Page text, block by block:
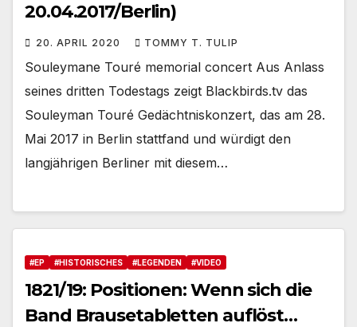
20.04.2017/Berlin)
20. APRIL 2020 TOMMY T. TULIP
Souleymane Touré memorial concert Aus Anlass
seines dritten Todestags zeigt Blackbirds.tv das
Souleyman Touré Gedächtniskonzert, das am 28.
Mai 2017 in Berlin stattfand und würdigt den
langjährigen Berliner mit diesem…
#EP #HISTORISCHES #LEGENDEN #VIDEO
1821/19: Positionen: Wenn sich die
Band Brausetabletten auflöst…